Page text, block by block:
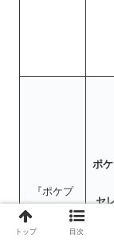
『ポケプ
ポ
セ
トップ 目次